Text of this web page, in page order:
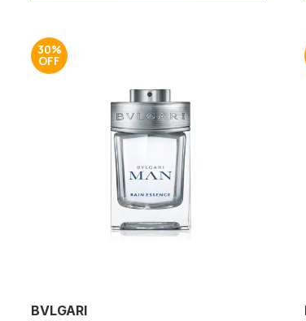
30%
BVLGARI